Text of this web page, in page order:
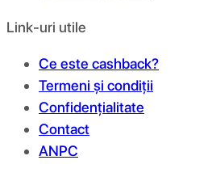
Link-uri utile
Ce este cashback?
Termeni și condiții
Confidențialitate
Contact
ANPC